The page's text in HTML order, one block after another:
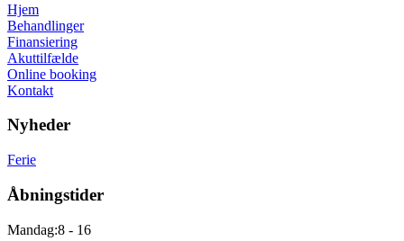
Hjem
Behandlinger
Finansiering
Akuttilfælde
Online booking
Kontakt
Nyheder
Ferie
Åbningstider
Mandag:8 - 16